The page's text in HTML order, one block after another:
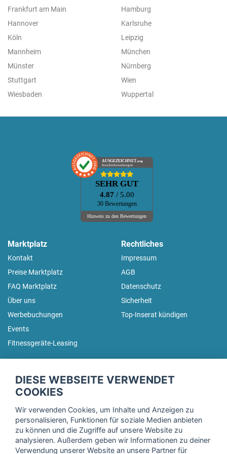
Frankfurt am Main
Hamburg
Hannover
Karlsruhe
Köln
Leipzig
Mannheim
München
Münster
Nürnberg
Stuttgart
Wien
Wiesbaden
Wuppertal
AUSGEZEICHNET .org
Kundenbewertungen
SEHR GUT
4.87 / 5.00
30 Bewertungen
Hinweis zu den Bewertungen
Marktplatz
Kontakt
Preise Marktplatz
FAQ Marktplatz
Über uns
Werbebuchungen
Events
Fitnessgeräte-Leasing
Rechtliches
Impressum
AGB
Datenschutz
Sicherheit
Top-Inserat kündigen
Trage dich hier für unseren Newsletter ein und erhalte regelmäßig
Ich stimme der Verarbeitung meiner Daten, wie in der
DIESE WEBSEITE VERWENDET
COOKIES
Wir verwenden Cookies, um Inhalte und Anzeigen zu
personalisieren, Funktionen für soziale Medien anbieten
zu können und die Zugriffe auf unsere Website zu
analysieren. Außerdem geben wir Informationen zu deiner
Verwendung unserer Website an unsere Partner für